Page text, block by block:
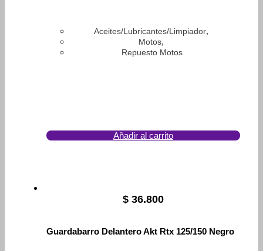
Aceites/Lubricantes/Limpiador,
Motos,
Repuesto Motos
Añadir al carrito
$ 36.800
Guardabarro Delantero Akt Rtx 125/150 Negro